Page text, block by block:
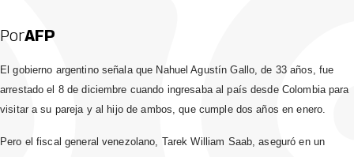
PorAFP
El gobierno argentino señala que Nahuel Agustín Gallo, de 33 años, fue
arrestado el 8 de diciembre cuando ingresaba al país desde Colombia para
visitar a su pareja y al hijo de ambos, que cumple dos años en enero.
Pero el fiscal general venezolano, Tarek William Saab, aseguró en un